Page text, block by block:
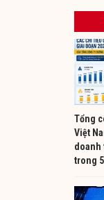
Tổng
Việt
doanh
trong